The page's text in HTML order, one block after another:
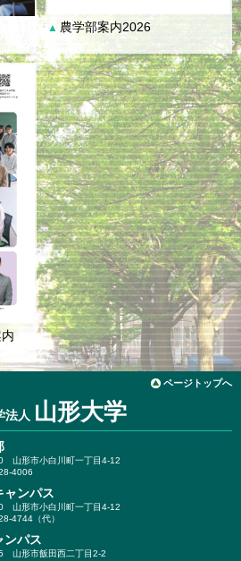
▲ 農学部案内2026
ページトップへ
法人 山形大学
山形市小白川町一丁目4-12
4006
ャンパス
山形市小白川町一丁目4-12
4744（代）
ンパス
山形市飯田西二丁目2-2